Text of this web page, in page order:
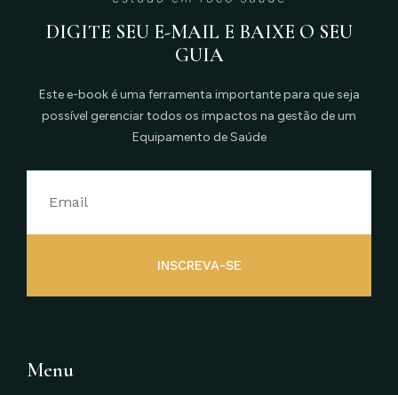
DIGITE SEU E-MAIL E BAIXE O SEU
GUIA
Este e-book é uma ferramenta importante para que seja
possível gerenciar todos os impactos na gestão de um
Equipamento de Saúde
INSCREVA-SE
Menu